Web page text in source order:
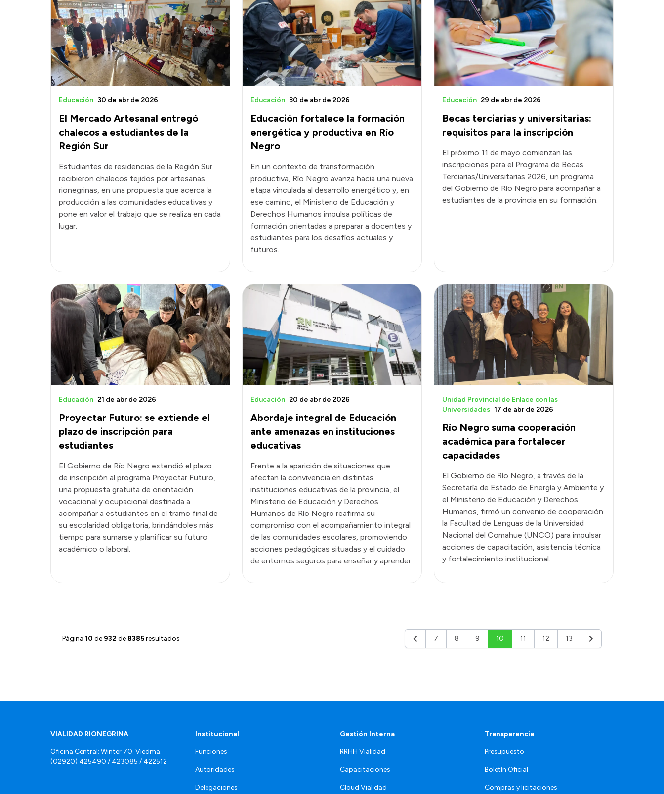
El Mercado Artesanal entregó
chalecos a estudiantes de la
Región Sur
Educación 30 de abr de 2026
Estudiantes de residencias de la Región Sur
recibieron chalecos tejidos por artesanas
rionegrinas, en una propuesta que acerca la
producción a las comunidades educativas y
pone en valor el trabajo que se realiza en cada
lugar.
Educación fortalece la formación
energética y productiva en Río
Negro
Educación 30 de abr de 2026
En un contexto de transformación
productiva, Río Negro avanza hacia una nueva
etapa vinculada al desarrollo energético y, en
ese camino, el Ministerio de Educación y
Derechos Humanos impulsa políticas de
formación orientadas a preparar a docentes y
estudiantes para los desafíos actuales y
futuros.
Becas terciarias y universitarias:
requisitos para la inscripción
Educación 29 de abr de 2026
El próximo 11 de mayo comienzan las
inscripciones para el Programa de Becas
Terciarias/Universitarias 2026, un programa
del Gobierno de Río Negro para acompañar a
estudiantes de la provincia en su formación.
Proyectar Futuro: se extiende el
plazo de inscripción para
estudiantes
Educación 21 de abr de 2026
El Gobierno de Río Negro extendió el plazo
de inscripción al programa Proyectar Futuro,
una propuesta gratuita de orientación
vocacional y ocupacional destinada a
acompañar a estudiantes en el tramo final de
su escolaridad obligatoria, brindándoles más
tiempo para sumarse y planificar su futuro
académico o laboral.
Abordaje integral de Educación
ante amenazas en instituciones
educativas
Educación 20 de abr de 2026
Frente a la aparición de situaciones que
afectan la convivencia en distintas
instituciones educativas de la provincia, el
Ministerio de Educación y Derechos
Humanos de Río Negro reafirma su
compromiso con el acompañamiento integral
de las comunidades escolares, promoviendo
acciones pedagógicas situadas y el cuidado
de entornos seguros para enseñar y aprender.
Río Negro suma cooperación
académica para fortalecer
capacidades
Unidad Provincial de Enlace con las
Universidades 17 de abr de 2026
El Gobierno de Río Negro, a través de la
Secretaría de Estado de Energía y Ambiente y
el Ministerio de Educación y Derechos
Humanos, firmó un convenio de cooperación
la Facultad de Lenguas de la Universidad
Nacional del Comahue (UNCO) para impulsar
acciones de capacitación, asistencia técnica
y fortalecimiento institucional.
Página 10 de 932 de 8385resultados Anterior7 8 9 10 11 12 13 Siguiente
VIALIDAD RIONEGRINA
Oficina Central: Winter 70. Viedma.
(02920) 425490 / 423085 / 422512
Institucional
Funciones
Autoridades
Delegaciones
Gestión Interna
RRHH Vialidad
Capacitaciones
Cloud Vialidad
Transparencia
Presupuesto
Boletín Oficial
Compras y licitaciones